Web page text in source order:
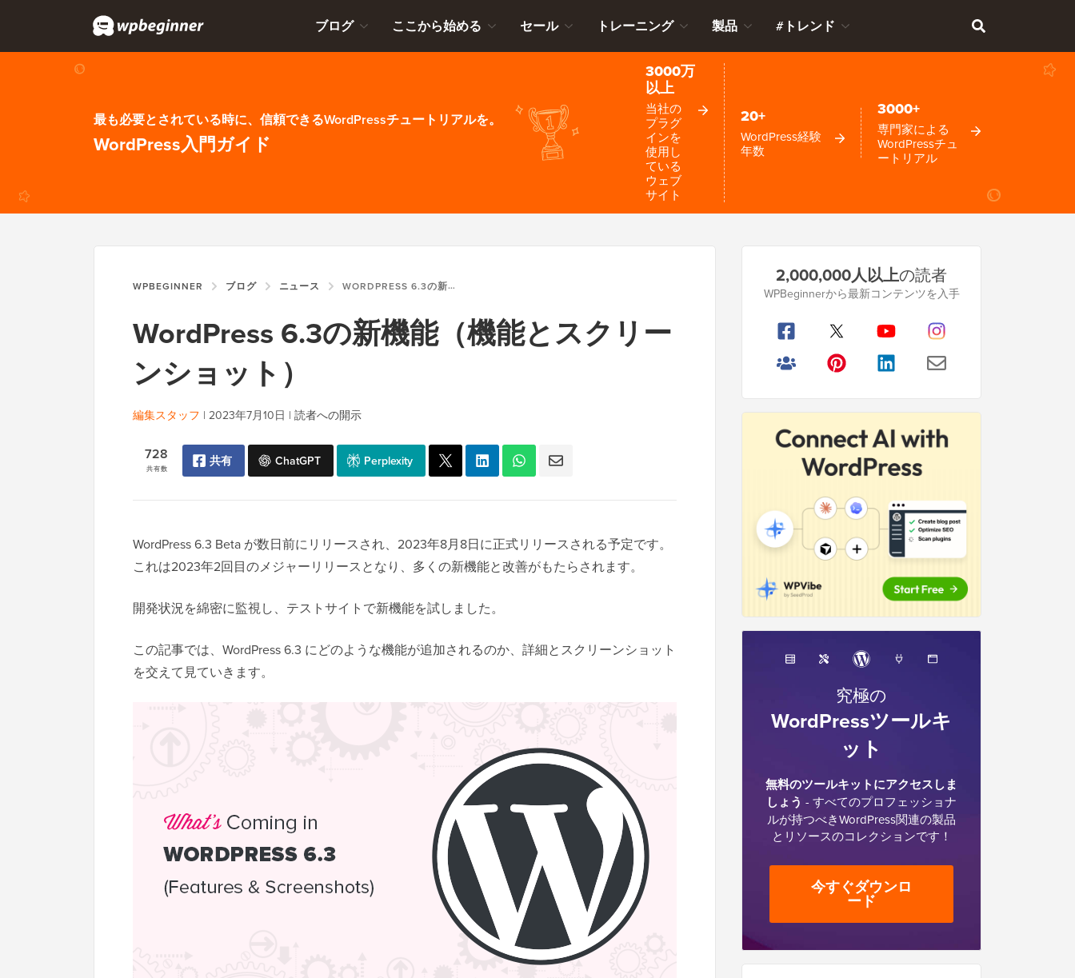
ブログ ここから始める セール トレーニング 製品 #トレンド
最も必要とされている時に、信頼できるWordPressチュートリアルを。
WordPress入門ガイド
3000万
以上
当社の
プラグ
インを
使用し
ている
ウェブ
サイト
20+
WordPress経験
年数
3000+
専門家による
WordPressチュ
ートリアル
WPBEGINNER ブログ ニュース WORDPRESS 6.3の新機能（機能とスクリーンショット）
WordPress 6.3の新機能（機能とスクリー
ンショット）
編集スタッフ | 2023年7月10日 | 読者への開示
共有数
728 共有 ChatGPT Perplexity
WordPress 6.3 Beta が数日前にリリースされ、2023年8月8日に正式リリースされる予定です。
これは2023年2回目のメジャーリリースとなり、多くの新機能と改善がもたらされます。
開発状況を綿密に監視し、テストサイトで新機能を試しました。
この記事では、WordPress 6.3 にどのような機能が追加されるのか、詳細とスクリーンショット
を交えて見ていきます。
サ
ー
2,000,000人以上の読者
WPBeginnerから最新コンテンツを入手
究極の
WordPressツールキ
ット
無料のツールキットにアクセスしま
しょう - すべてのプロフェッショナ
ルが持つべきWordPress関連の製品
とリソースのコレクションです！
今すぐダウンロ
ード